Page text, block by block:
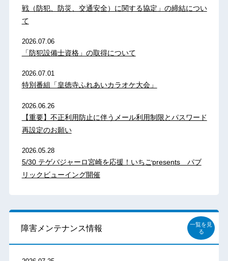
戦（防犯、防災、交通安全）に関する協定」の締結につい
て
2026.07.06
「防犯設備士資格」の取得について
2026.07.01
特別番組「皇徳寺ふれあいカラオケ大会」
2026.06.26
【重要】不正利用防止に伴うメール利用制限とパスワード
再設定のお願い
2026.05.28
5/30 テゲバジャーロ宮崎を応援！いちごpresents パブ
リックビューイング開催
障害メンテナンス情報
一覧を見
る